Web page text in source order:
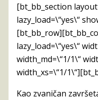
[bt_bb_section
lazy_load=\“yes\“
lazy_load=\“yes\“
width_md=\“1/1\“
width_xs=\“1/
Kao zvaničan